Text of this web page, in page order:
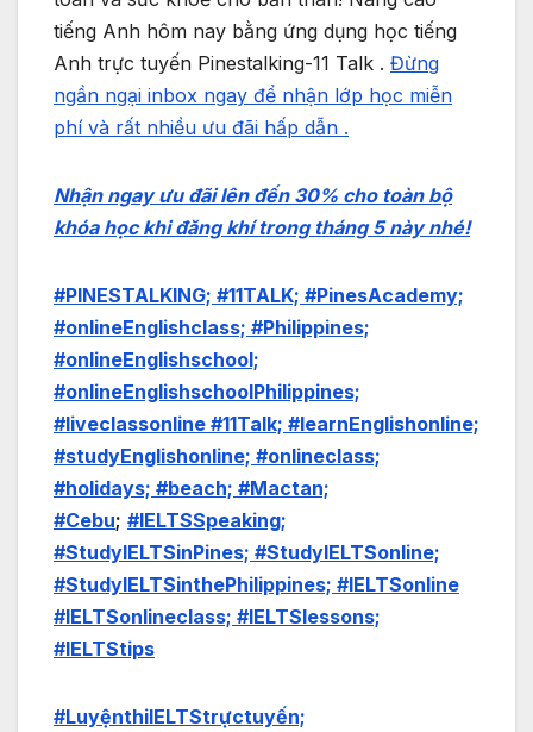
tiếng Anh hôm nay bằng ứng dụng học tiếng
Anh trực tuyến Pinestalking-11 Talk . Đừng
ngần ngại inbox ngay để nhận lớp học miễn
phí và rất nhiều ưu đãi hấp dẫn .
Nhận ngay ưu đãi lên đến 30% cho toàn bộ
khóa học khi đăng khí trong tháng 5 này nhé!
#PINESTALKING; #11TALK; #PinesAcademy;
#onlineEnglishclass; #Philippines;
#onlineEnglishschool;
#onlineEnglishschoolPhilippines;
#liveclassonline #11Talk; #learnEnglishonline;
#studyEnglishonline; #onlineclass;
#holidays; #beach; #Mactan;
#Cebu; #IELTSSpeaking;
#StudyIELTSinPines; #StudyIELTSonline;
#StudyIELTSinthePhilippines; #IELTSonline
#IELTSonlineclass; #IELTSlessons;
#IELTStips
#LuyệnthiIELTStrựctuyến;